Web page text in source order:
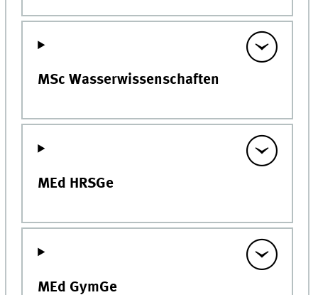
MSc Wasserwissenschaften
MEd HRSGe
MEd GymGe